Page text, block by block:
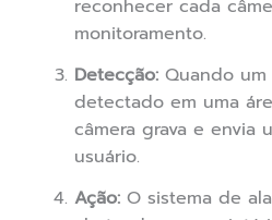
reconhecer cada
monitoramento.
Detecção: Quando
detectado em uma
câmera grava e envia
usuário.
Ação: O sistema de